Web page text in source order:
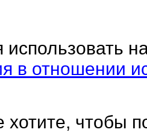
в отношении
чтобы